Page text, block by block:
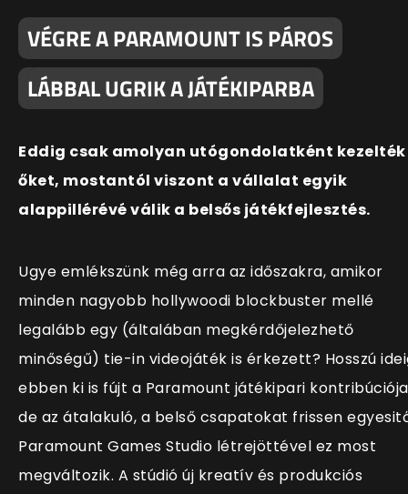
VÉGRE A PARAMOUNT IS PÁROS
LÁBBAL UGRIK A JÁTÉKIPARBA
Eddig csak amolyan utógondolatként kezelték
őket, mostantól viszont a vállalat egyik
alappillérévé válik a belsős játékfejlesztés.
Ugye emlékszünk még arra az időszakra, amikor
minden nagyobb hollywoodi blockbuster mellé
legalább egy (általában megkérdőjelezhető
minőségű) tie-in videojáték is érkezett? Hosszú
ebben ki is fújt a Paramount játékipari
de az átalakuló, a belső csapatokat frissen
Paramount Games Studio létrejöttével ez most
megváltozik. A stúdió új kreatív és produkciós